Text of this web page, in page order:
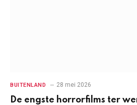
BUITENLAND 28 mei 2026
De engste horrorfilms ter